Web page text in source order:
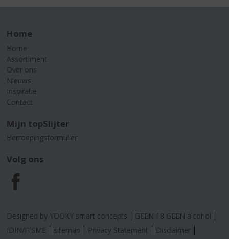
Home
Home
Assortiment
Over ons
Nieuws
Inspiratie
Contact
Mijn topSlijter
Herroepingsformulier
Volg ons
F
a
c
Designed by YOOKY smart concepts
GEEN 18 GEEN alcohol
IDIN/ITSME
sitemap Privacy Statement Disclaimer